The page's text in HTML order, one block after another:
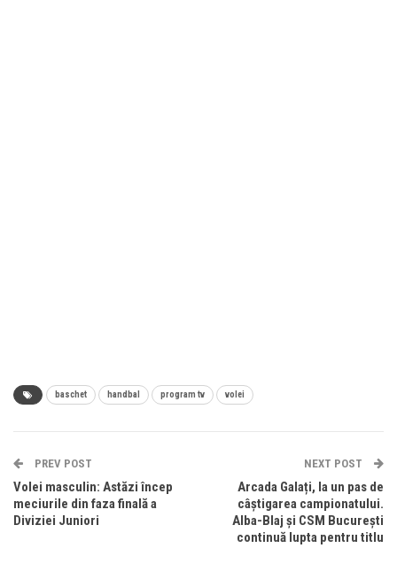
baschet handbal program tv volei
PREV POST
Volei masculin: Astăzi încep
meciurile din faza finală a
Diviziei Juniori
NEXT POST
Arcada Galați, la un pas de
câștigarea campionatului.
Alba-Blaj și CSM București
continuă lupta pentru titlu